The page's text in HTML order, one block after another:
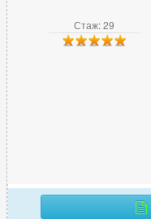
Стаж: 29